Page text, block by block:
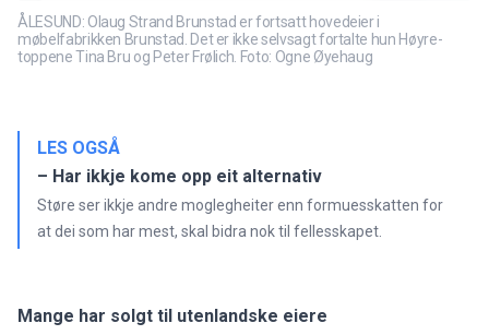
ÅLESUND: Olaug Strand Brunstad er fortsatt hovedeier i
møbelfabrikken Brunstad. Det er ikke selvsagt fortalte hun Høyre-
toppene Tina Bru og Peter Frølich. Foto: Ogne Øyehaug
LES OGSÅ
– Har ikkje kome opp eit alternativ
Støre ser ikkje andre moglegheiter enn formuesskatten for
at dei som har mest, skal bidra nok til fellesskapet.
Mange har solgt til utenlandske eiere